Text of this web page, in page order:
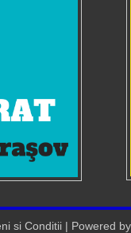
si Conditii | Powered